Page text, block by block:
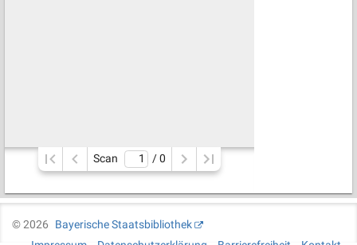
Scan / 0
©2026
Bayerische Staatsbibliothek